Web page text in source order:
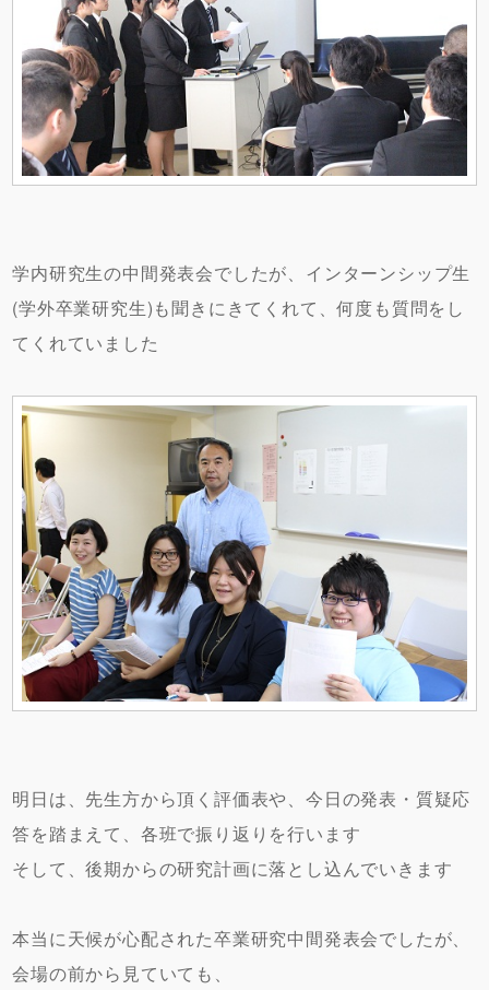
学内研究生の中間発表会でしたが、インターンシップ生
(学外卒業研究生)も聞きにきてくれて、何度も質問をし
てくれていました
明日は、先生方から頂く評価表や、今日の発表・質疑応
答を踏まえて、各班で振り返りを行います
そして、後期からの研究計画に落とし込んでいきます
本当に天候が心配された卒業研究中間発表会でしたが、
会場の前から見ていても、